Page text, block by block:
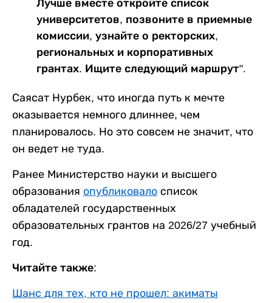
Лучше вместе откройте список
университетов, позвоните в приемные
комиссии, узнайте о ректорских,
региональных и корпоративных
грантах. Ищите следующий маршрут".
Саясат Нурбек, что иногда путь к мечте
оказывается немного длиннее, чем
планировалось. Но это совсем не значит, что
он ведет не туда.
Ранее Министерство науки и высшего
образования опубликовало список
обладателей государственных
образовательных грантов на 2026/27 учебный
год.
Читайте также:
Шанс для тех, кто не прошел: акиматы